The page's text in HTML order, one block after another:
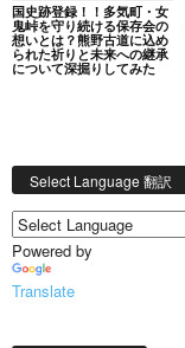
国史跡登録！！多気町・女
鬼峠を守り続ける保存会の
想いとは？熊野古道に込め
られた祈りと未来への継承
について深掘りしてみた
Select Language 翻訳
Powered by
Translate